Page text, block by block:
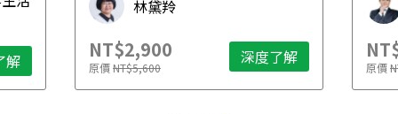
解
林黛羚
NT$2,900
原價NT$5,600 深度了解 原價